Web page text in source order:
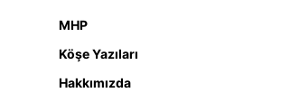
MHP
Köşe Yazıları
Hakkımızda